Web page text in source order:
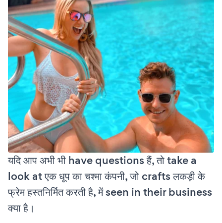
यदि आप अभी भी have questions हैं, तो take a
look at एक धूप का चश्मा कंपनी, जो crafts लकड़ी के
फ्रेम हस्तनिर्मित करती है, में seen in their business
क्या है।